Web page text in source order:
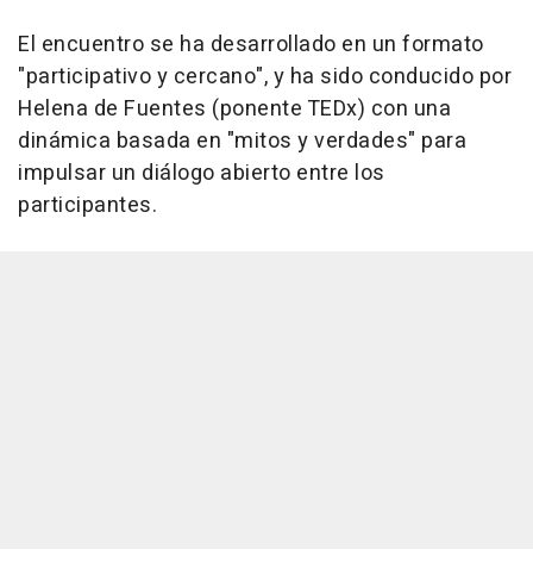
El encuentro se ha desarrollado en un formato
"participativo y cercano", y ha sido conducido por
Helena de Fuentes (ponente TEDx) con una
dinámica basada en "mitos y verdades" para
impulsar un diálogo abierto entre los
participantes.